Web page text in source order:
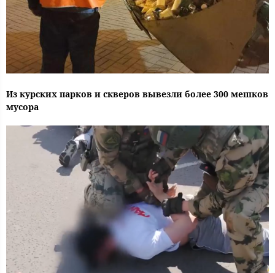
Из курских парков и скверов вывезли более 300 мешков
мусора